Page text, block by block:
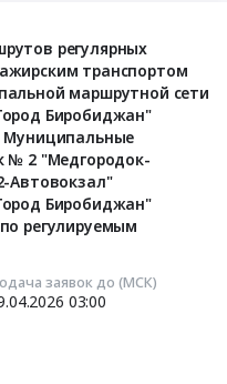
регулярных
транспортом
маршрутной сети
Биробиджан"
Муниципальные
№ 2 "Медгородок-
Автовокзал"
Биробиджан"
регулируемым
заявок до (МСК)
03:00